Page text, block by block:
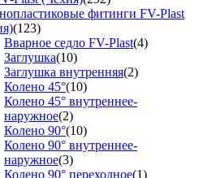
фитинги FV-Plast
(123)
Вварное седло FV-Plast(4)
Заглушка(10)
Заглушка внутренняя(2)
Колено 45°(10)
Колено 45° внутреннее-
наружное(2)
Колено 90°(10)
Колено 90° внутреннее-
наружное(3)
Колено 90° переходное(1)